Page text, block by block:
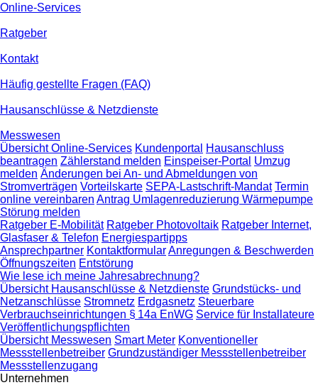
Online-Services
Ratgeber
Kontakt
Häufig gestellte Fragen (FAQ)
Hausanschlüsse & Netzdienste
Messwesen
Übersicht Online-Services Kundenportal
Hausanschluss
beantragen Zählerstand melden Einspeiser-Portal Umzug
melden Änderungen bei An- und Abmeldungen von
Stromverträgen Vorteilskarte SEPA-Lastschrift-Mandat Termin
online vereinbaren Antrag Umlagenreduzierung Wärmepumpe
Störung melden
Ratgeber E-Mobilität Ratgeber Photovoltaik Ratgeber Internet,
Glasfaser & Telefon Energiespartipps
Ansprechpartner KontaktformularAnregungen & Beschwerden
Öffnungszeiten Entstörung
Wie lese ich meine Jahresabrechnung?
Übersicht Hausanschlüsse & Netzdienste Grundstücks- und
Netzanschlüsse Stromnetz Erdgasnetz Steuerbare
Verbrauchseinrichtungen § 14a EnWG Service für Installateure
Veröffentlichungspflichten
Übersicht Messwesen Smart Meter Konventioneller
Messstellenbetreiber Grundzuständiger Messstellenbetreiber
Messstellenzugang
Unternehmen